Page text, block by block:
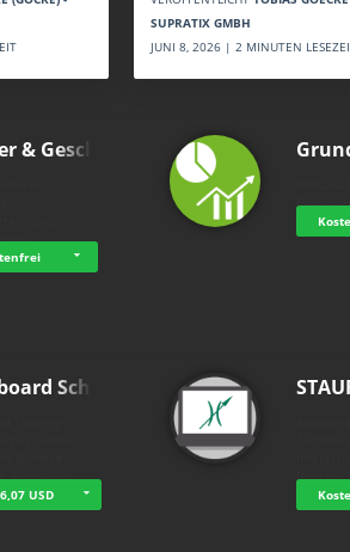
SUPRATIX GMBH
JUNI 8, 2026 | 2 MINUTEN
& Geschi…
Schl…
Hydrauliks…
USD
from the